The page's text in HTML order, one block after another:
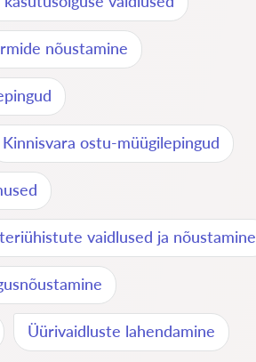
nõustamine
Kinnisvara ostu-müügilepingud
vaidlused ja nõustamine
Üürivaidluste lahendamine